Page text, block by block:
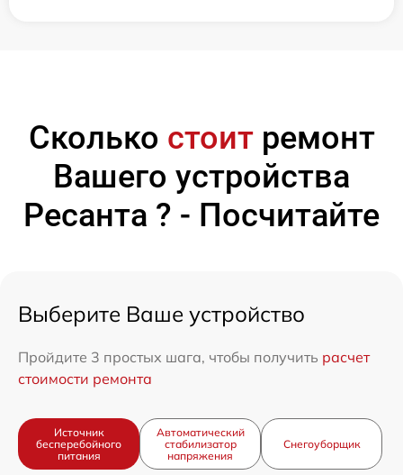
Сколько стоитремонт
Вашего устройства
Ресанта ? - Посчитайте
Выберите Ваше устройство
Пройдите 3 простых шага, чтобы получить расчет
стоимости ремонта
Источник
бесперебойного
питания
Автоматический
стабилизатор
напряжения
Снегоуборщик